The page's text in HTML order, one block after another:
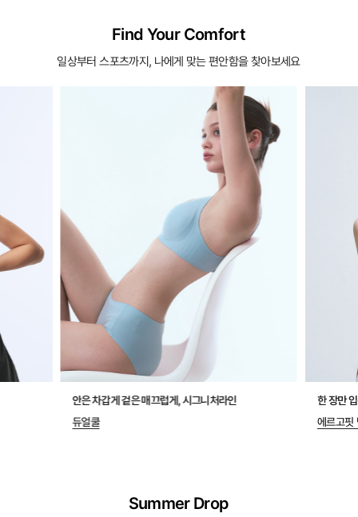
Find Your Comfort
일상부터 스포츠까지, 나에게 맞는 편안함을 찾아보세요
안은 차갑게 겉은 매끄럽게, 시그니처라인
듀얼쿨
한 장만
에르고핏
Summer Drop